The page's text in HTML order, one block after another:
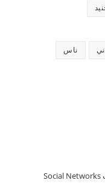
ناس
الشبكات الاجتماعية على شبكة الإنترنت Social Networks